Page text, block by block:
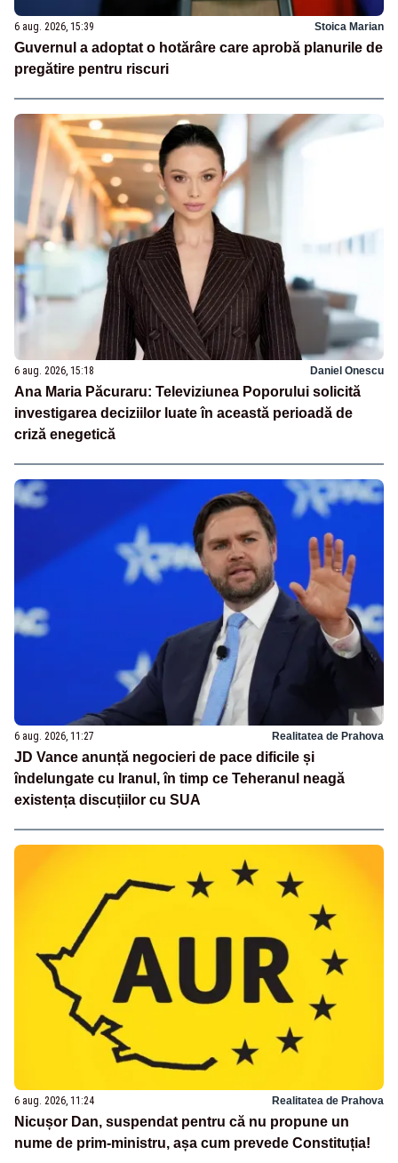
6 aug. 2026, 15:39 Stoica Marian
Guvernul a adoptat o hotărâre care aprobă planurile de
pregătire pentru riscuri
6 aug. 2026, 15:18 Daniel Onescu
Ana Maria Păcuraru: Televiziunea Poporului solicită
investigarea deciziilor luate în această perioadă de
criză enegetică
6 aug. 2026, 11:27 Realitatea de Prahova
JD Vance anunță negocieri de pace dificile și
îndelungate cu Iranul, în timp ce Teheranul neagă
existența discuțiilor cu SUA
6 aug. 2026, 11:24 Realitatea de Prahova
Nicușor Dan, suspendat pentru că nu propune un
nume de prim-ministru, așa cum prevede Constituția!